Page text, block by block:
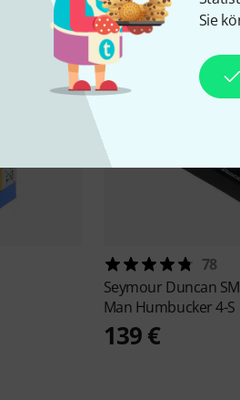
Sie
78
Seymour Duncan
Man Humbucker 4-S
139 €